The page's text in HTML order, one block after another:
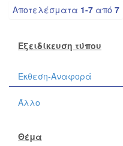
Αποτελέσματα 1-7 από 7
Εξειδίκευση τύπου
Έκθεση-Αναφορά
Άλλο
Θέμα